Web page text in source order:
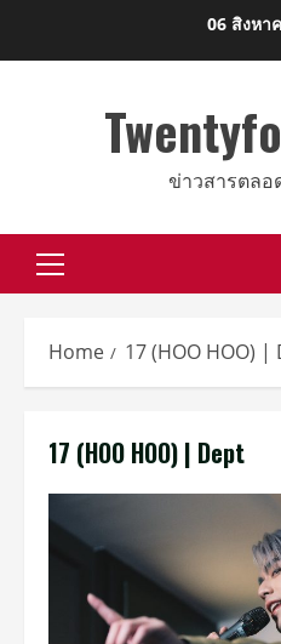
06 สิงหา
ข่าวสารตลอ
Primary
Home 17 (HOO HOO) |
17 (HOO HOO) | Dept